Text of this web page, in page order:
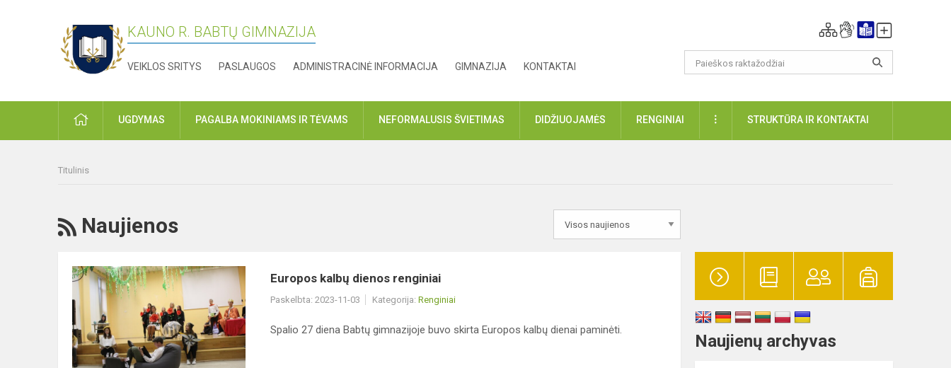
KAUNO R. BABTŲ GIMNAZIJA
VEIKLOS SRITYS PASLAUGOS ADMINISTRACINĖ INFORMACIJA GIMNAZIJA KONTAKTAI
PRADŽIAUGDYMAS PAGALBA MOKINIAMS IR TĖVAMS NEFORMALUSIS ŠVIETIMAS DIDŽIUOJAMĖS RENGINIAI DAUGIAUSTRUKTŪRA IR KONTAKTAI
Titulinis
RSS
Naujienos
Europos
kalbų
dienos
renginiai
Europos kalbų dienos renginiai
Paskelbta: 2023-11-03 Kategorija: Renginiai
Spalio 27 diena Babtų gimnazijoje buvo skirta Europos kalbų dienai paminėti.
Naujienų archyvas